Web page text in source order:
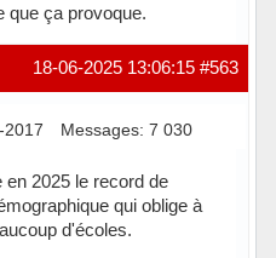
que ça provoque.
#563
18-06-2025 13:06:15
2017 Messages: 7 030
2025 le record de
qui oblige à
d'écoles.